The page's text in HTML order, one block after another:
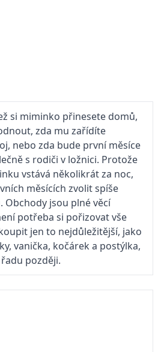
si miminko přinesete domů,
zda mu zařídíte
nebo zda bude první měsíce
s rodiči v ložnici. Protože
vstává několikrát za noc,
měsících zvolit spíše
Obchody jsou plné věcí
potřeba si pořizovat vše
jen to nejdůležitější, jako
vanička, kočárek a postýlka,
později.